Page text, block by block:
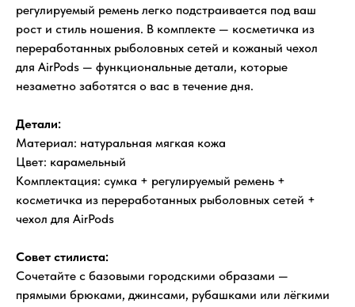
регулируемый ремень легко подстраивается под ваш
рост и стиль ношения. В комплекте — косметичка из
переработанных рыболовных сетей и кожаный чехол
для AirPods — функциональные детали, которые
незаметно заботятся о вас в течение дня.
Детали:
Материал: натуральная мягкая кожа
Цвет: карамельный
Комплектация: сумка + регулируемый ремень +
косметичка из переработанных рыболовных сетей +
чехол для AirPods
Совет стилиста:
Сочетайте с базовыми городскими образами —
прямыми брюками, джинсами, рубашками или лёгкими